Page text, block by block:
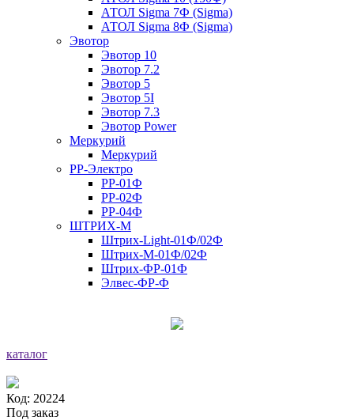
АТОЛ Sigma 7Ф (Sigma)
АТОЛ Sigma 8Ф (Sigma)
Эвотор
Эвотор 10
Эвотор 7.2
Эвотор 5
Эвотор 5I
Эвотор 7.3
Эвотор Power
Меркурий
Меркурий
РР-Электро
РР-01Ф
РР-02Ф
РР-04Ф
ШТРИХ-М
Штрих-Light-01Ф/02Ф
Штрих-М-01Ф/02Ф
Штрих-ФР-01Ф
Элвес-ФР-Ф
каталог
Код: 20224
Под заказ